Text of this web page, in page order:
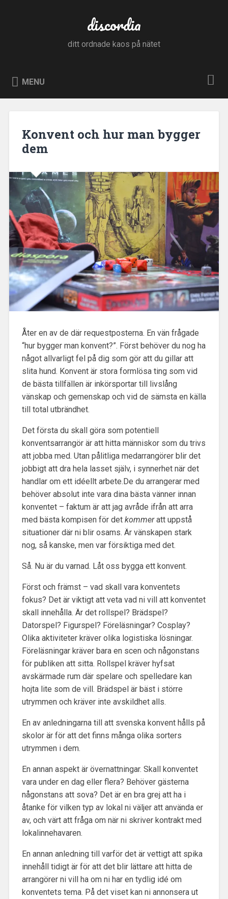
discordia
ditt ordnade kaos på nätet
MENU
Konvent och hur man bygger
dem
Åter en av de där requestposterna. En vän frågade
“hur bygger man konvent?”. Först behöver du nog ha
något allvarligt fel på digsom gör att du gillar att
slita hund. Konvent är stora formlösa ting som vid
de bästa tillfällen är inkörsportar till livslång
vänskap och gemenskap och vid de sämsta en källa
till total utbrändhet.
Det första du skall göra som potentiell
konventsarrangör är att hitta människor som du trivs
att jobba med. Utan pålitliga medarrangörer blir det
jobbigt att dra hela lasset själv, i synnerhet när det
handlar om ett idéellt arbete.De du arrangerar med
behöver absolut inte vara dina bästa vänner innan
konventet – faktum är att jag avråde ifrån att arra
med bästa kompisen för det kommeratt uppstå
situationer där ni blir osams. Är vänskapen stark
nog, så kanske, men var försiktiga med det.
Så. Nu är du varnad. Låt oss bygga ett konvent.
Först och främst – vad skall vara konventets
fokus? Det är viktigt att veta vad ni vill att konventet
skall innehålla. Är det rollspel? Brädspel?
Datorspel? Figurspel? Föreläsningar? Cosplay?
Olika aktiviteter kräver olika logistiska lösningar.
Föreläsningar kräver bara en scen och någonstans
för publiken att sitta. Rollspel kräver hyfsat
avskärmade rum där spelare och spelledare kan
hojta lite som de vill. Brädspel är bäst i större
utrymmen och kräver inte avskildhet alls.
En av anledningarna till att svenska konvent hålls på
skolor är för att det finns många olika sorters
utrymmen i dem.
En annan aspekt är övernattningar. Skall konventet
vara under en dag eller flera? Behöver gästerna
någonstans att sova? Det är en bra grej att ha i
åtanke för vilken typ av lokal ni väljer att använda er
av, och värt att fråga om när ni skriver kontrakt med
lokalinnehavaren.
En annan anledning till varför det är vettigt att spika
innehåll tidigt är för att det blir lättare att hitta de
arrangörer ni vill ha om ni har en tydlig idé om
konventets tema. På det viset kan ni annonsera ut